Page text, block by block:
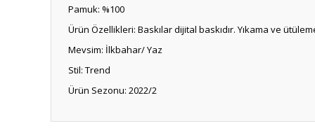
Pamuk: %100
Ürün Özellikleri: Baskılar dijital baskıdır. Yıkama ve
Mevsim: İlkbahar/ Yaz
Stil: Trend
Ürün Sezonu: 2022/2